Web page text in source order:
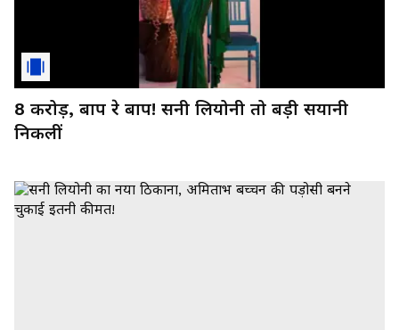
8 करोड़, बाप रे बाप! सनी लियोनी तो बड़ी सयानी
निकलीं